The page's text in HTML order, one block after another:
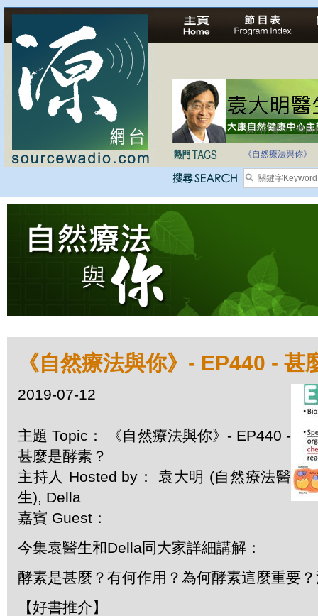
法治社會並不等同
《自然療法與你》
《自然療法與你》- EP440 - 甚
2019-07-12
主題 Topic： 《自然療法與你》- EP440 -
甚麼是酵素？
主持人 Hosted by： 袁大明 (自然療法醫
生), Della
嘉賓 Guest：
今集袁醫生和Della同大家詳細講解：
酵素是甚麼？有何作用？為何酵素這麼重要
【好書推介】